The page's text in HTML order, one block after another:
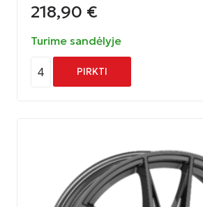
218,90 €
Turime sandėlyje
4 PIRKTI